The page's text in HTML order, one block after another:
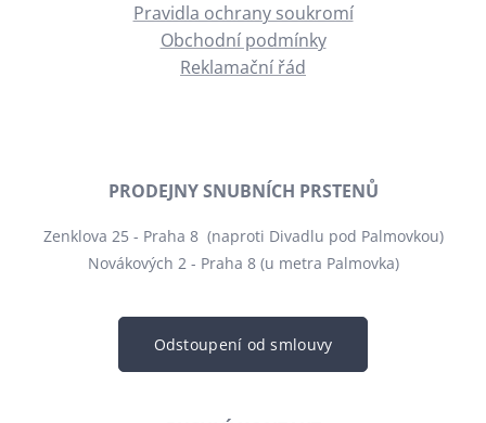
Pravidla ochrany soukromí
Obchodní podmínky
Reklamační řád
PRODEJNY SNUBNÍCH PRSTENŮ
Zenklova 25 - Praha 8 (naproti Divadlu pod Palmovkou)
Novákových 2 - Praha 8 (u metra Palmovka)
Odstoupení od smlouvy